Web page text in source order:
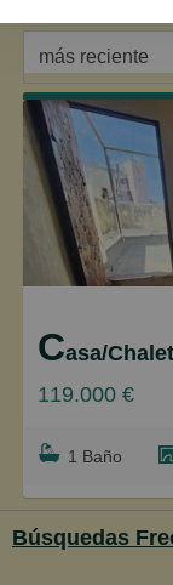
más reciente
más reciente
Menos reciente
Baratos
Caros
Pequeños
Grandes
Casa/Chalet
119.000 €
1 Baño
Búsquedas